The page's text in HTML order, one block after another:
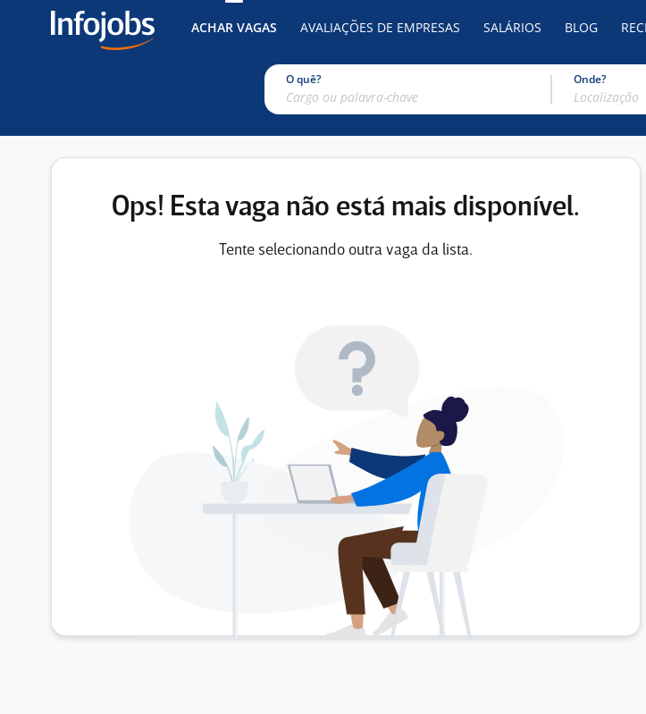
ACHAR VAGAS AVALIAÇÕES DE EMPRESAS SALÁRIOS BLOG
O quê? Onde?
Ops! Esta vaga não está mais disponível.
Tente selecionando outra vaga da lista.